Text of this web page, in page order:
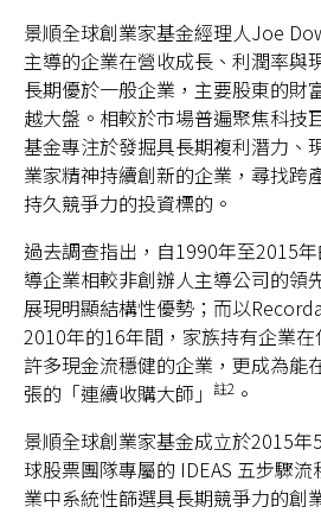
景順全球創業家基金經理人Joe
主導的企業在營收成長、利潤率與
長期優於一般企業，主要股東的財
越大盤。相較於市場普遍聚焦科技
基金專注於發掘具長期複利潛力、
業家精神持續創新的企業，尋找跨
持久競爭力的投資標的。
過去調查指出，自1990年至2015
導企業相較非創辦人主導公司的領
展現明顯結構性優勢；而以
2010年的16年間，家族持有企業在
許多現金流穩健的企業，更成為能
張的「連續收購大師」 註2 。
景順全球創業家基金成立於2015
球股票團隊專屬的 IDEAS 五步驟
業中系統性篩選具長期競爭力的創